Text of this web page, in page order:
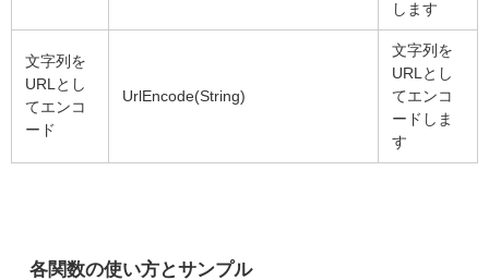
します
文字列を
URLとし
てエンコ
ード
UrlEncode(String)
文字列を
URLとし
てエンコ
ードしま
す
各関数の使い方とサンプル